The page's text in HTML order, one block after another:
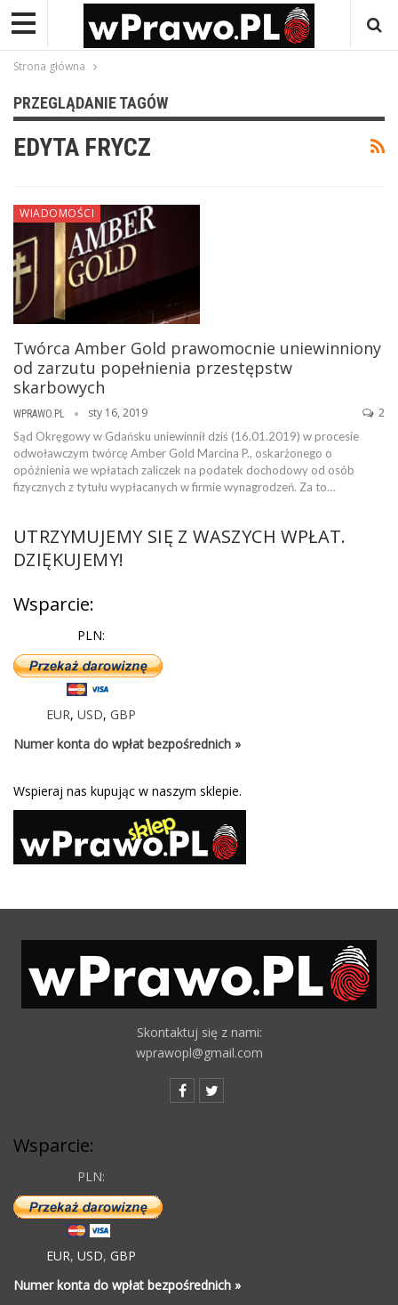
Strona główna
PRZEGLĄDANIE TAGÓW
EDYTA FRYCZ
WIADOMOŚCI
Twórca Amber Gold prawomocnie uniewinniony
od zarzutu popełnienia przestępstw
skarbowych
WPRAWO.PL sty 16, 2019 2
Sąd Okręgowy w Gdańsku uniewinnił dziś (16.01.2019) w procesie
odwoławczym twórcę Amber Gold Marcina P., oskarżonego o
opóźnienia we wpłatach zaliczek na podatek dochodowy od osób
fizycznych z tytułu wypłacanych w firmie wynagrodzeń. Za to…
UTRZYMUJEMY SIĘ Z WASZYCH WPŁAT.
DZIĘKUJEMY!
Wsparcie:
PLN:
EUR, USD, GBP
Numer konta do wpłat bezpośrednich »
Wspieraj nas kupując w naszym sklepie.
Skontaktuj się z nami:
wprawopl@gmail.com
Wsparcie:
PLN:
EUR, USD, GBP
Numer konta do wpłat bezpośrednich »